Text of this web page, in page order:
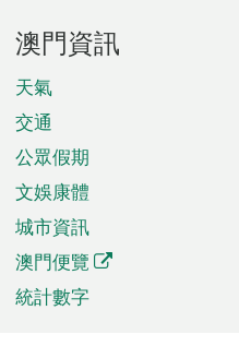
澳門資訊
天氣
交通
公眾假期
文娛康體
城市資訊
澳門便覽
統計數字